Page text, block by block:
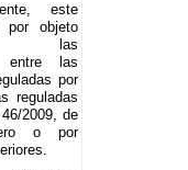
este
por objeto
las
entre las
por
reguladas
2009, de
o por